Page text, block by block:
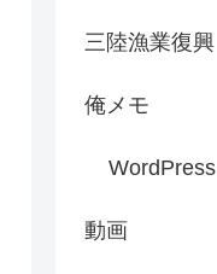
三陸漁業復興
俺メモ
WordPress
動画